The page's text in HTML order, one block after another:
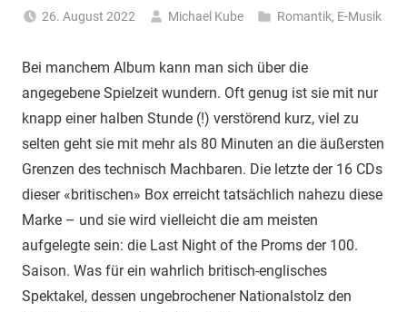
26. August 2022 Michael Kube Romantik, E-Musik
Bei manchem Album kann man sich über die
angegebene Spielzeit wundern. Oft genug ist sie mit nur
knapp einer halben Stunde (!) verstörend kurz, viel zu
selten geht sie mit mehr als 80 Minuten an die äußersten
Grenzen des technisch Machbaren. Die letzte der 16 CDs
dieser «britischen» Box erreicht tatsächlich nahezu diese
Marke – und sie wird vielleicht die am meisten
aufgelegte sein: die Last Night of the Proms der 100.
Saison. Was für ein wahrlich britisch-englisches
Spektakel, dessen ungebrochener Nationalstolz den